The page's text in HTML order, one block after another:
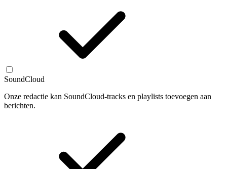
SoundCloud
Onze redactie kan SoundCloud-tracks en playlists toevoegen aan
berichten.